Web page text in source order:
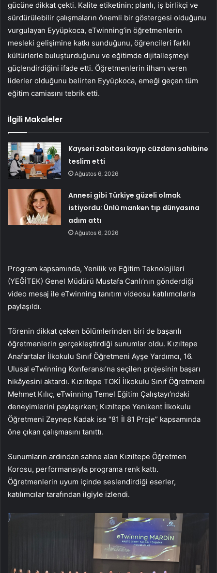
gücüne dikkat çekti. Kalite etiketinin; planlı, iş birlikçi ve
sürdürülebilir çalışmaların önemli bir göstergesi olduğunu
vurgulayan Eyyüpkoca, eTwinning’in öğretmenlerin
mesleki gelişimine katkı sunduğunu, öğrencileri farklı
kültürlerle buluşturduğunu ve eğitimde dijitalleşmeyi
güçlendirdiğini ifade etti. Öğretmenlerin ilham veren
liderler olduğunu belirten Eyyüpkoca, emeği geçen tüm
eğitim camiasını tebrik etti.
İlgili Makaleler
Kayseri zabıtası kayıp cüzdanı sahibine
teslim etti
Ağustos 6, 2026
Annesi gibi Türkiye güzeli olmak
istiyordu: Ünlü manken tıp dünyasına
adım attı
Ağustos 6, 2026
Program kapsamında, Yenilik ve Eğitim Teknolojileri
(YEĞİTEK) Genel Müdürü Mustafa Canlı’nın gönderdiği
video mesaj ile eTwinning tanıtım videosu katılımcılarla
paylaşıldı.
Törenin dikkat çeken bölümlerinden biri de başarılı
öğretmenlerin gerçekleştirdiği sunumlar oldu. Kızıltepe
Anafartalar İlkokulu Sınıf Öğretmeni Ayşe Yardımcı, 16.
Ulusal eTwinning Konferansı’na seçilen projesinin başarı
hikâyesini aktardı. Kızıltepe TOKİ İlkokulu Sınıf Öğretmeni
Mehmet Kılıç, eTwinning Temel Eğitim Çalıştayı’ndaki
deneyimlerini paylaşırken; Kızıltepe Yenikent İlkokulu
Öğretmeni Zeynep Kadak ise “81 İl 81 Proje” kapsamında
öne çıkan çalışmasını tanıttı.
Sunumların ardından sahne alan Kızıltepe Öğretmen
Korosu, performansıyla programa renk kattı.
Öğretmenlerin uyum içinde seslendirdiği eserler,
katılımcılar tarafından ilgiyle izlendi.